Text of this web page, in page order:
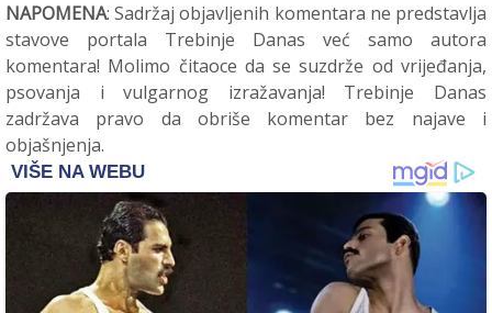
NAPOMENA: Sadržaj objavljenih komentara ne predstavlja
stavove portala Trebinje Danas već samo autora
komentara! Molimo čitaoce da se suzdrže od vrijeđanja,
psovanja i vulgarnog izražavanja! Trebinje Danas
zadržava pravo da obriše komentar bez najave i
objašnjenja.